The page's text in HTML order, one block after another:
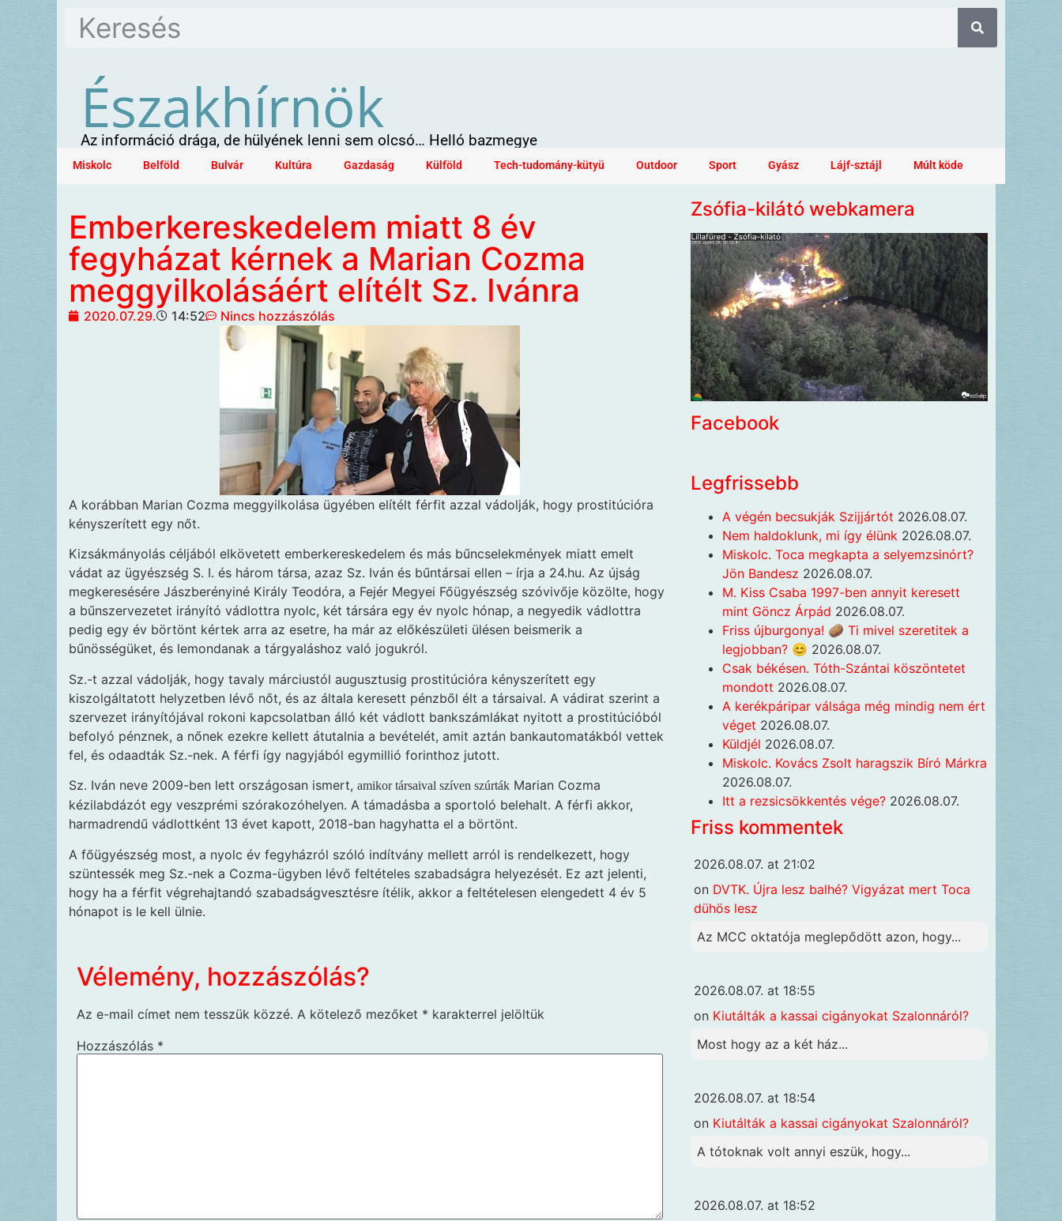
Északhírnök
Az információ drága, de hülyének lenni sem olcsó… Helló bazmegye
Miskolc Belföld Bulvár Kultúra Gazdaság Külföld Tech-tudomány-kütyü Outdoor Sport Gyász Lájf-sztájl Múlt köde
Emberkereskedelem miatt 8 év
fegyházat kérnek a Marian Cozma
meggyilkolásáért elítélt Sz. Ivánra
2020.07.29. 14:52 Nincs hozzászólás
A korábban Marian Cozma meggyilkolása ügyében elítélt férfit azzal vádolják, hogy prostitúcióra
kényszerített egy nőt.
Kizsákmányolás céljából elkövetett emberkereskedelem és más bűncselekmények miatt emelt
vádat az ügyészség S. I. és három társa, azaz Sz. Iván és bűntársai ellen – írja a 24.hu. Az újság
megkeresésére Jászberényiné Király Teodóra, a Fejér Megyei Főügyészség szóvivője közölte, hogy
a bűnszervezetet irányító vádlottra nyolc, két társára egy év nyolc hónap, a negyedik vádlottra
pedig egy év börtönt kértek arra az esetre, ha már az előkészületi ülésen beismerik a
bűnösségüket, és lemondanak a tárgyaláshoz való jogukról.
Sz.-t azzal vádolják, hogy tavaly márciustól augusztusig prostitúcióra kényszerített egy
kiszolgáltatott helyzetben lévő nőt, és az általa keresett pénzből élt a társaival. A vádirat szerint a
szervezet irányítójával rokoni kapcsolatban álló két vádlott bankszámlákat nyitott a prostitúcióból
befolyó pénznek, a nőnek ezekre kellett átutalnia a bevételét, amit aztán bankautomatákból vettek
fel, és odaadták Sz.-nek. A férfi így nagyjából egymillió forinthoz jutott.
Sz. Iván neve 2009-ben lett országosan ismert, amikor társaival szíven szúrták Marian Cozma
kézilabdázót egy veszprémi szórakozóhelyen. A támadásba a sportoló belehalt. A férfi akkor,
harmadrendű vádlottként 13 évet kapott, 2018-ban hagyhatta el a börtönt.
A főügyészség most, a nyolc év fegyházról szóló indítvány mellett arról is rendelkezett, hogy
szüntessék meg Sz.-nek a Cozma-ügyben lévő feltételes szabadságra helyezését. Ez azt jelenti,
hogy ha a férfit végrehajtandó szabadságvesztésre ítélik, akkor a feltételesen elengedett 4 év 5
hónapot is le kell ülnie.
Vélemény, hozzászólás?
Az e-mail címet nem tesszük közzé. A kötelező mezőket * karakterrel jelöltük
Hozzászólás *
Zsófia-kilátó webkamera
Facebook
Legfrissebb
A végén becsukják Szijjártót 2026.08.07.
Nem haldoklunk, mi így élünk 2026.08.07.
Miskolc. Toca megkapta a selyemzsinórt?
Jön Bandesz 2026.08.07.
M. Kiss Csaba 1997-ben annyit keresett
mint Göncz Árpád 2026.08.07.
Friss újburgonya! 🥔 Ti mivel szeretitek a
legjobban? 😊 2026.08.07.
Csak békésen. Tóth-Szántai köszöntetet
mondott 2026.08.07.
A kerékpáripar válsága még mindig nem ért
véget 2026.08.07.
Küldjél 2026.08.07.
Miskolc. Kovács Zsolt haragszik Bíró Márkra
2026.08.07.
Itt a rezsicsökkentés vége? 2026.08.07.
Friss kommentek
2026.08.07. at 21:02
on DVTK. Újra lesz balhé? Vigyázat mert Toca
dühös lesz
Az MCC oktatója meglepődött azon, hogy...
2026.08.07. at 18:55
on Kiutálták a kassai cigányokat Szalonnáról?
Most hogy az a két ház...
2026.08.07. at 18:54
on Kiutálták a kassai cigányokat Szalonnáról?
A tótoknak volt annyi eszük, hogy...
2026.08.07. at 18:52